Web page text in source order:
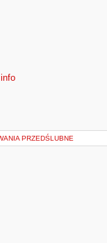
PRZEDŚLUBNE